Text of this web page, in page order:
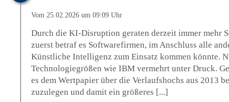
Vom 25.02.2026 um 09:09 Uhr
Durch die KI-Disruption geraten derzeit immer mehr
zuerst betraf es Softwarefirmen, im Anschluss alle
Künstliche Intelligenz zum Einsatz kommen könnte.
Technologiegrößen wie IBM vermehrt unter Druck.
es dem Wertpapier über die Verlaufshochs aus 2013
zuzulegen und damit ein größeres [...]